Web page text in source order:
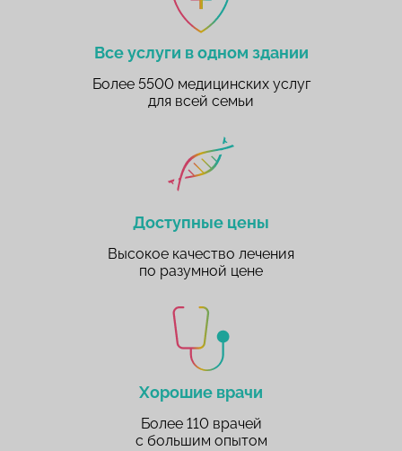
Все услуги в одном здании
Более 5500 медицинских услуг
для всей семьи
Доступные цены
Высокое качество лечения
по разумной цене
Хорошие врачи
Более 110 врачей
с большим опытом